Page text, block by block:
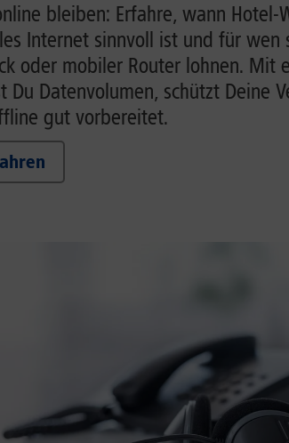
bleiben: Erfahre, wann Hotel-
Internet sinnvoll ist und für wen
oder mobiler Router lohnen. Mit
Du Datenvolumen, schützt Deine
gut vorbereitet.